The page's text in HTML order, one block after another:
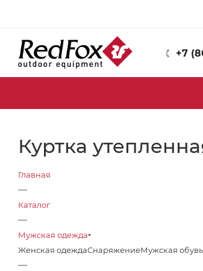
+7
Куртка
Главная
—
Каталог
—
Мужская одежда
Женская одеждаСнаряжениеМужская обувь
—